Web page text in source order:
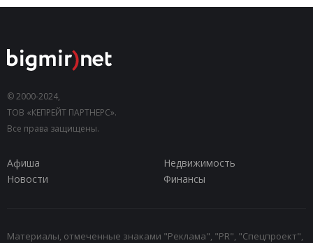
© 2000-2024,
ТОВ «КЕПРЕЙТ ПАРТНЕРС».
Все права защищены.
Афиша
Недвижимость
Новости
Финансы
Материалы, отмеченные знаками "Реклама", "PR", "Спецпроект",